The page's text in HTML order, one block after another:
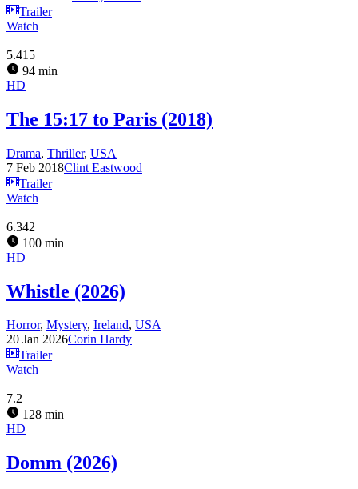
Trailer
Watch
5.415
94 min
HD
The 15:17 to Paris (2018)
Drama, Thriller, USA
7 Feb 2018Clint Eastwood
Trailer
Watch
6.342
100 min
HD
Whistle (2026)
Horror, Mystery, Ireland, USA
20 Jan 2026Corin Hardy
Trailer
Watch
7.2
128 min
HD
Domm (2026)